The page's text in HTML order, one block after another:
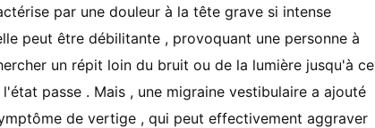
par une douleur à la tête grave si intense
peut être débilitante , provoquant une personne à
un répit loin du bruit ou de la lumière jusqu'à ce
l'état passe . Mais , une migraine vestibulaire a ajouté
de vertige , qui peut effectivement aggraver